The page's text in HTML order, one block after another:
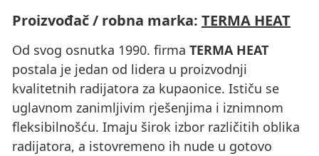
Proizvođač / robna marka: TERMA HEAT
Od svog osnutka 1990. firma TERMA HEAT
postala je jedan od lidera u proizvodnji
kvalitetnih radijatora za kupaonice. Ističu se
uglavnom zanimljivim rješenjima i iznimnom
fleksibilnošću. Imaju širok izbor različitih oblika
radijatora, a istovremeno ih nude u gotovo